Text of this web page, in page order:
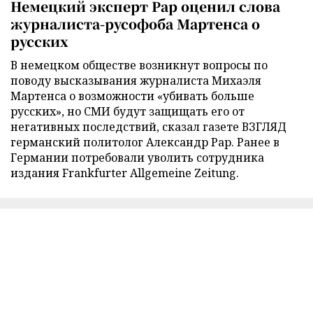
Немецкий эксперт Рар оценил слова
журналиста-русофоба Мартенса о
русских
В немецком обществе возникнут вопросы по
поводу высказывания журналиста Михаэля
Мартенса о возможности «убивать больше
русских», но СМИ будут защищать его от
негативных последствий, сказал газете ВЗГЛЯД
германский политолог Александр Рар. Ранее в
Германии потребовали уволить сотрудника
издания Frankfurter Allgemeine Zeitung.